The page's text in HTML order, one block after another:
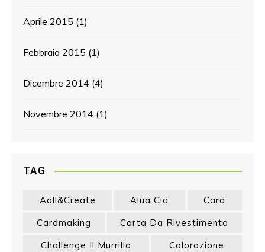
Aprile 2015 (1)
Febbraio 2015 (1)
Dicembre 2014 (4)
Novembre 2014 (1)
TAG
Aall&create Alua Cid
Card
Cardmaking
Carta Da Rivestimento
Challenge Il Murrillo
Colorazione